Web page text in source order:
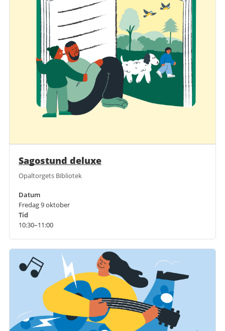
Sagostund deluxe
Opaltorgets Bibliotek
Datum
Fredag 9 oktober
Tid
10:30–11:00